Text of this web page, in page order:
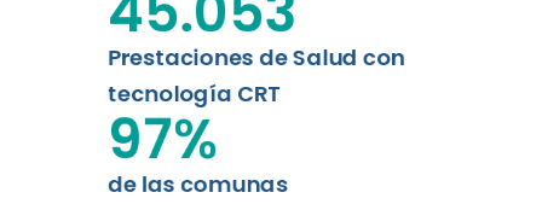
Prestaciones de Salud con
tecnología CRT
de las comunas
97%